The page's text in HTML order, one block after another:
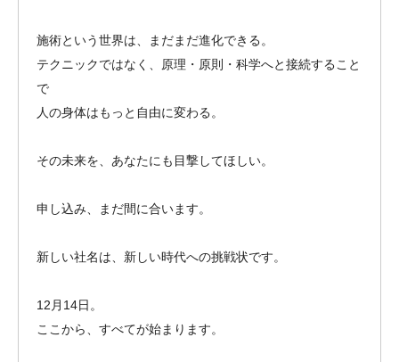
施術という世界は、まだまだ進化できる。
テクニックではなく、原理・原則・科学へと接続すること
で
人の身体はもっと自由に変わる。
その未来を、あなたにも目撃してほしい。
申し込み、まだ間に合います。
新しい社名は、新しい時代への挑戦状です。
12月14日。
ここから、すべてが始まります。